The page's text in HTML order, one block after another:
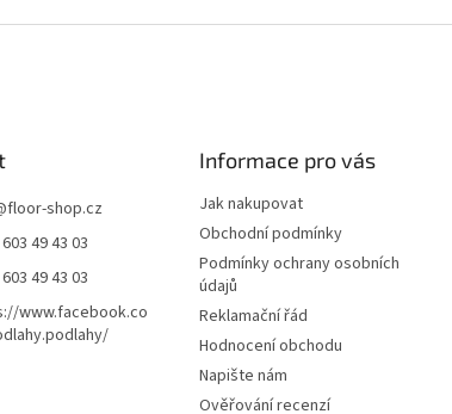
floor-shop.cz
49 43 03
49 43 03
www.facebook.co
Informace pro vás
Jak nakupovat
Obchodní podmínky
Podmínky ochrany osobních
údajů
Reklamační řád
Hodnocení obchodu
Napište nám
Ověřování recenzí